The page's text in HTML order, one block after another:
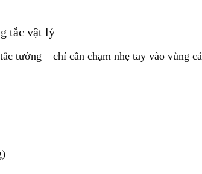
tắc vật lý
tường – chỉ cần chạm nhẹ tay vào vùng